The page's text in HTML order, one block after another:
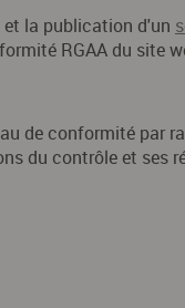
la publication d'un
RGAA du site
de conformité par
du contrôle et ses